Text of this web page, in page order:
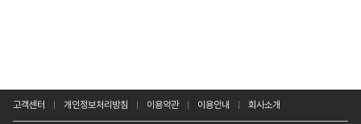
고객센터 개인정보처리방침 이용약관 이용안내 회사소개